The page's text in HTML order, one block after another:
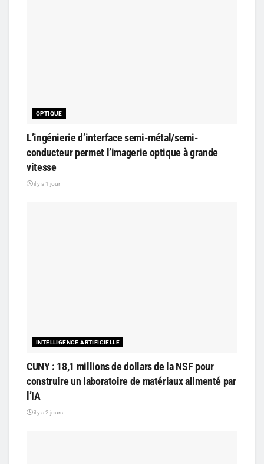
OPTIQUE
L’ingénierie d’interface semi-métal/semi-
conducteur permet l’imagerie optique à grande
vitesse
il y a 1 jour
INTELLIGENCE ARTIFICIELLE
CUNY : 18,1 millions de dollars de la NSF pour
construire un laboratoire de matériaux alimenté par
l’IA
il y a 2 jours